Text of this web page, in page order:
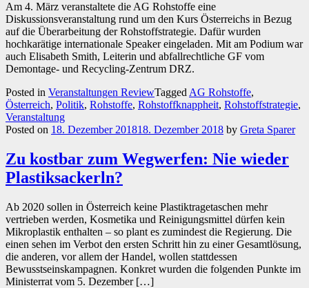
Am 4. März veranstaltete die AG Rohstoffe eine
Diskussionsveranstaltung rund um den Kurs Österreichs in Bezug
auf die Überarbeitung der Rohstoffstrategie. Dafür wurden
hochkarätige internationale Speaker eingeladen. Mit am Podium war
auch Elisabeth Smith, Leiterin und abfallrechtliche GF vom
Demontage- und Recycling-Zentrum DRZ.
Posted in Veranstaltungen ReviewTagged AG Rohstoffe,
Österreich, Politik, Rohstoffe, Rohstoffknappheit, Rohstoffstrategie,
Veranstaltung
Posted on 18. Dezember 201818. Dezember 2018 by Greta Sparer
Zu kostbar zum Wegwerfen: Nie wieder
Plastiksackerln?
Ab 2020 sollen in Österreich keine Plastiktragetaschen mehr
vertrieben werden, Kosmetika und Reinigungsmittel dürfen kein
Mikroplastik enthalten – so plant es zumindest die Regierung. Die
einen sehen im Verbot den ersten Schritt hin zu einer Gesamtlösung,
die anderen, vor allem der Handel, wollen stattdessen
Bewusstseinskampagnen. Konkret wurden die folgenden Punkte im
Ministerrat vom 5. Dezember […]